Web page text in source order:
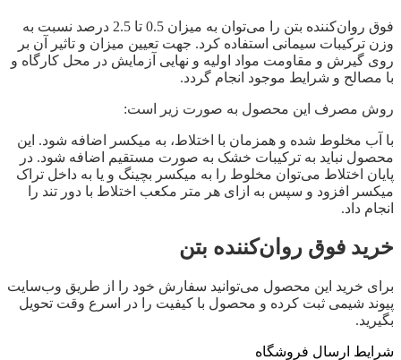
فوق روان‌کننده‌ بتن را می‌توان به میزان 0.5 تا 2.5 درصد نسبت به
وزن ترکیبات سیمانی استفاده کرد. جهت تعیین میزان و تاثیر آن بر
روی گیرش و مقاومت مواد اولیه و نهایی آزمایش در محل کارگاه و
با مصالح و شرایط موجود انجام گردد.
روش مصرف این محصول به صورت زیر است:
با آب مخلوط شده و همزمان با اختلاط، به میکسر اضافه شود. این
محصول نباید به ترکیبات خشک به صورت مستقیم اضافه شود. در
پایان اختلاط می‌توان مخلوط را به میکسر بچینگ و یا به داخل تراک
میکسر افزود و سپس به ازای هر متر مکعب اختلاط با دور تند را
انجام داد.
خرید فوق روان‌کننده‌ بتن
برای خرید این محصول می‌توانید سفارش خود را از طریق وب‌سایت
پیوند شیمی ثبت کرده و محصول با کیفیت را در اسرع وقت تحویل
بگیرید.
شرایط ارسال فروشگاه